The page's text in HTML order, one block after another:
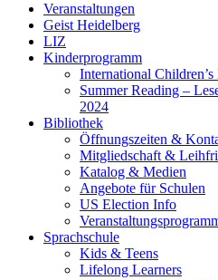
Veranstaltungen
Geist Heidelberg
LIZ
Kinderprogramm
International
Summer Reading –
2024
Bibliothek
Öffnungszeiten &
Mitgliedschaft &
Katalog & Medien
Angebote für Schulen
US Election Info
Sprachschule
Kids & Teens
Lifelong Learners